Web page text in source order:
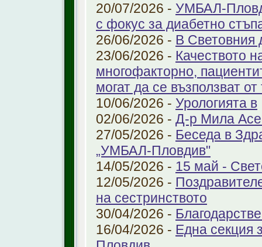
20/07/2026 - УМБАЛ-
с фокус за диабетно
26/06/2026 - В Световния
23/06/2026 - Качеството
многофакторно,
могат да се възползват от
10/06/2026 - Урологията в
02/06/2026 - Д-р Мила
27/05/2026 - Беседа в
„УМБАЛ-Пловдив"
14/05/2026 - 15 май -
12/05/2026 -
на сестринството
30/04/2026 -
16/04/2026 - Една секция